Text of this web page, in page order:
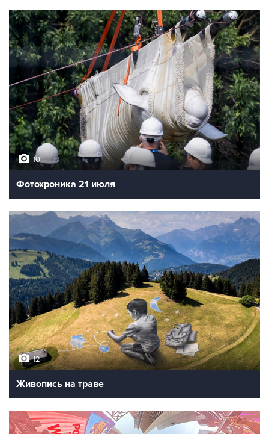
10
Фотохроника 21 июля
12
Живопись на траве